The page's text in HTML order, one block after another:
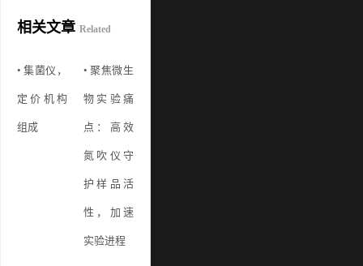
相关文章 Related
• 集菌仪，
定价机构
组成
• 聚焦微生
物实验痛
点：高效
氮吹仪守
护样品活
性，加速
实验进程